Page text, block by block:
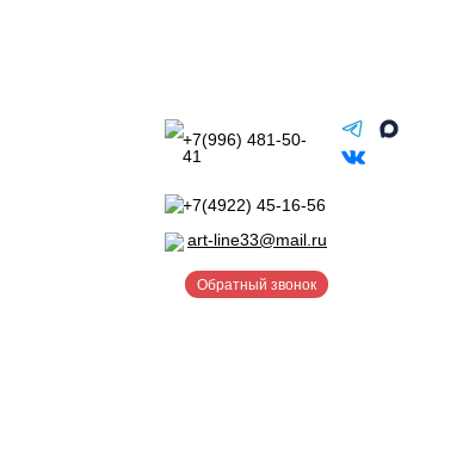
+7(996) 481-50-
41
+7(4922) 45-16-56
art-line33@mail.ru
Обратный звонок